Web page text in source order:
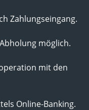
Zahlungseingang.
möglich.
mit den
Online-Banking.